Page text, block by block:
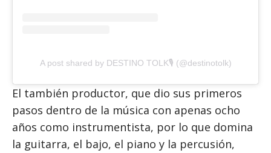
A post shared by DESTINO TOLK🎙️ (@destinotolk)
El también productor, que dio sus primeros
pasos dentro de la música con apenas ocho
años como instrumentista, por lo que domina
la guitarra, el bajo, el piano y la percusión,